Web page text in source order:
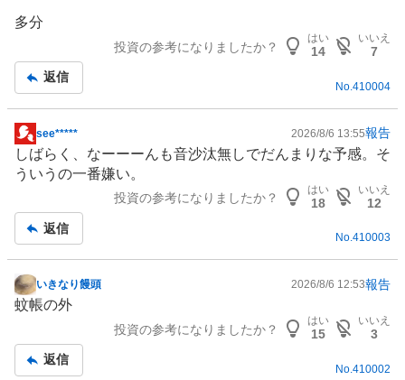
多分
投資の参考になりましたか？
はい
14
いいえ
7
返信
No. 410004
掲
示
板
see***** 2026/8/6 13:55報告
しばらく、なーーーんも音沙汰無しでだんまりな予感。そ
ういうの一番嫌い。
投資の参考になりましたか？
はい
18
いいえ
12
返信
No.410003
掲
示
事
いきなり饅頭 2026/8/6 12:53報告
蚊帳の外
投資の参考になりましたか？
はい
15
いいえ
3
返信
No. 410002